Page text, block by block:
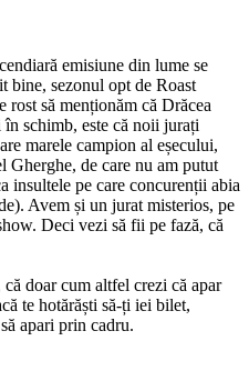
emisiune din lume se
bine, sezonul opt de Roast
să menționăm că Drăcea
schimb, este că noii jurați
marele campion al eșecului,
de care nu am putut
insultele pe care concurenții abia
Avem și un jurat misterios, pe
Deci vezi să fii pe fază, că
doar cum altfel crezi că apar
te hotărăști să-ți iei bilet,
apari prin cadru.